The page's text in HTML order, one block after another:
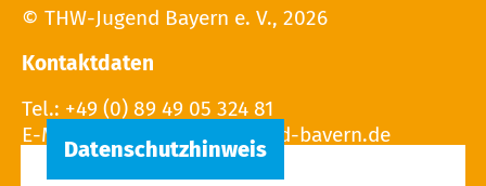
© THW-Jugend Bayern e. V., 2026
Kontaktdaten
Tel.: +49 (0) 89 49 05 324 81
E-Mail: